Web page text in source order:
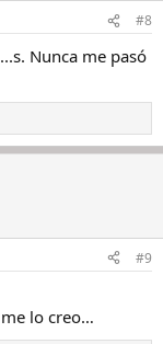
#8
Nunca me pasó
#9
lo creo…